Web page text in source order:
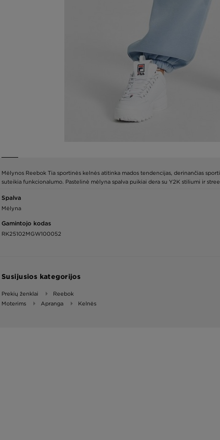
Mėlynos Reebok Tia sportinės kelnės atitinka mados tendencijas, derinančias
suteikia funkcionalumo. Pastelinė mėlyna spalva puikiai dera su Y2K stiliumi ir
Spalva
Mėlyna
Gamintojo kodas
RK25102MGW100052
Susijusios kategorijos
Prekių ženklai
Reebok
Moterims
Apranga Kelnės